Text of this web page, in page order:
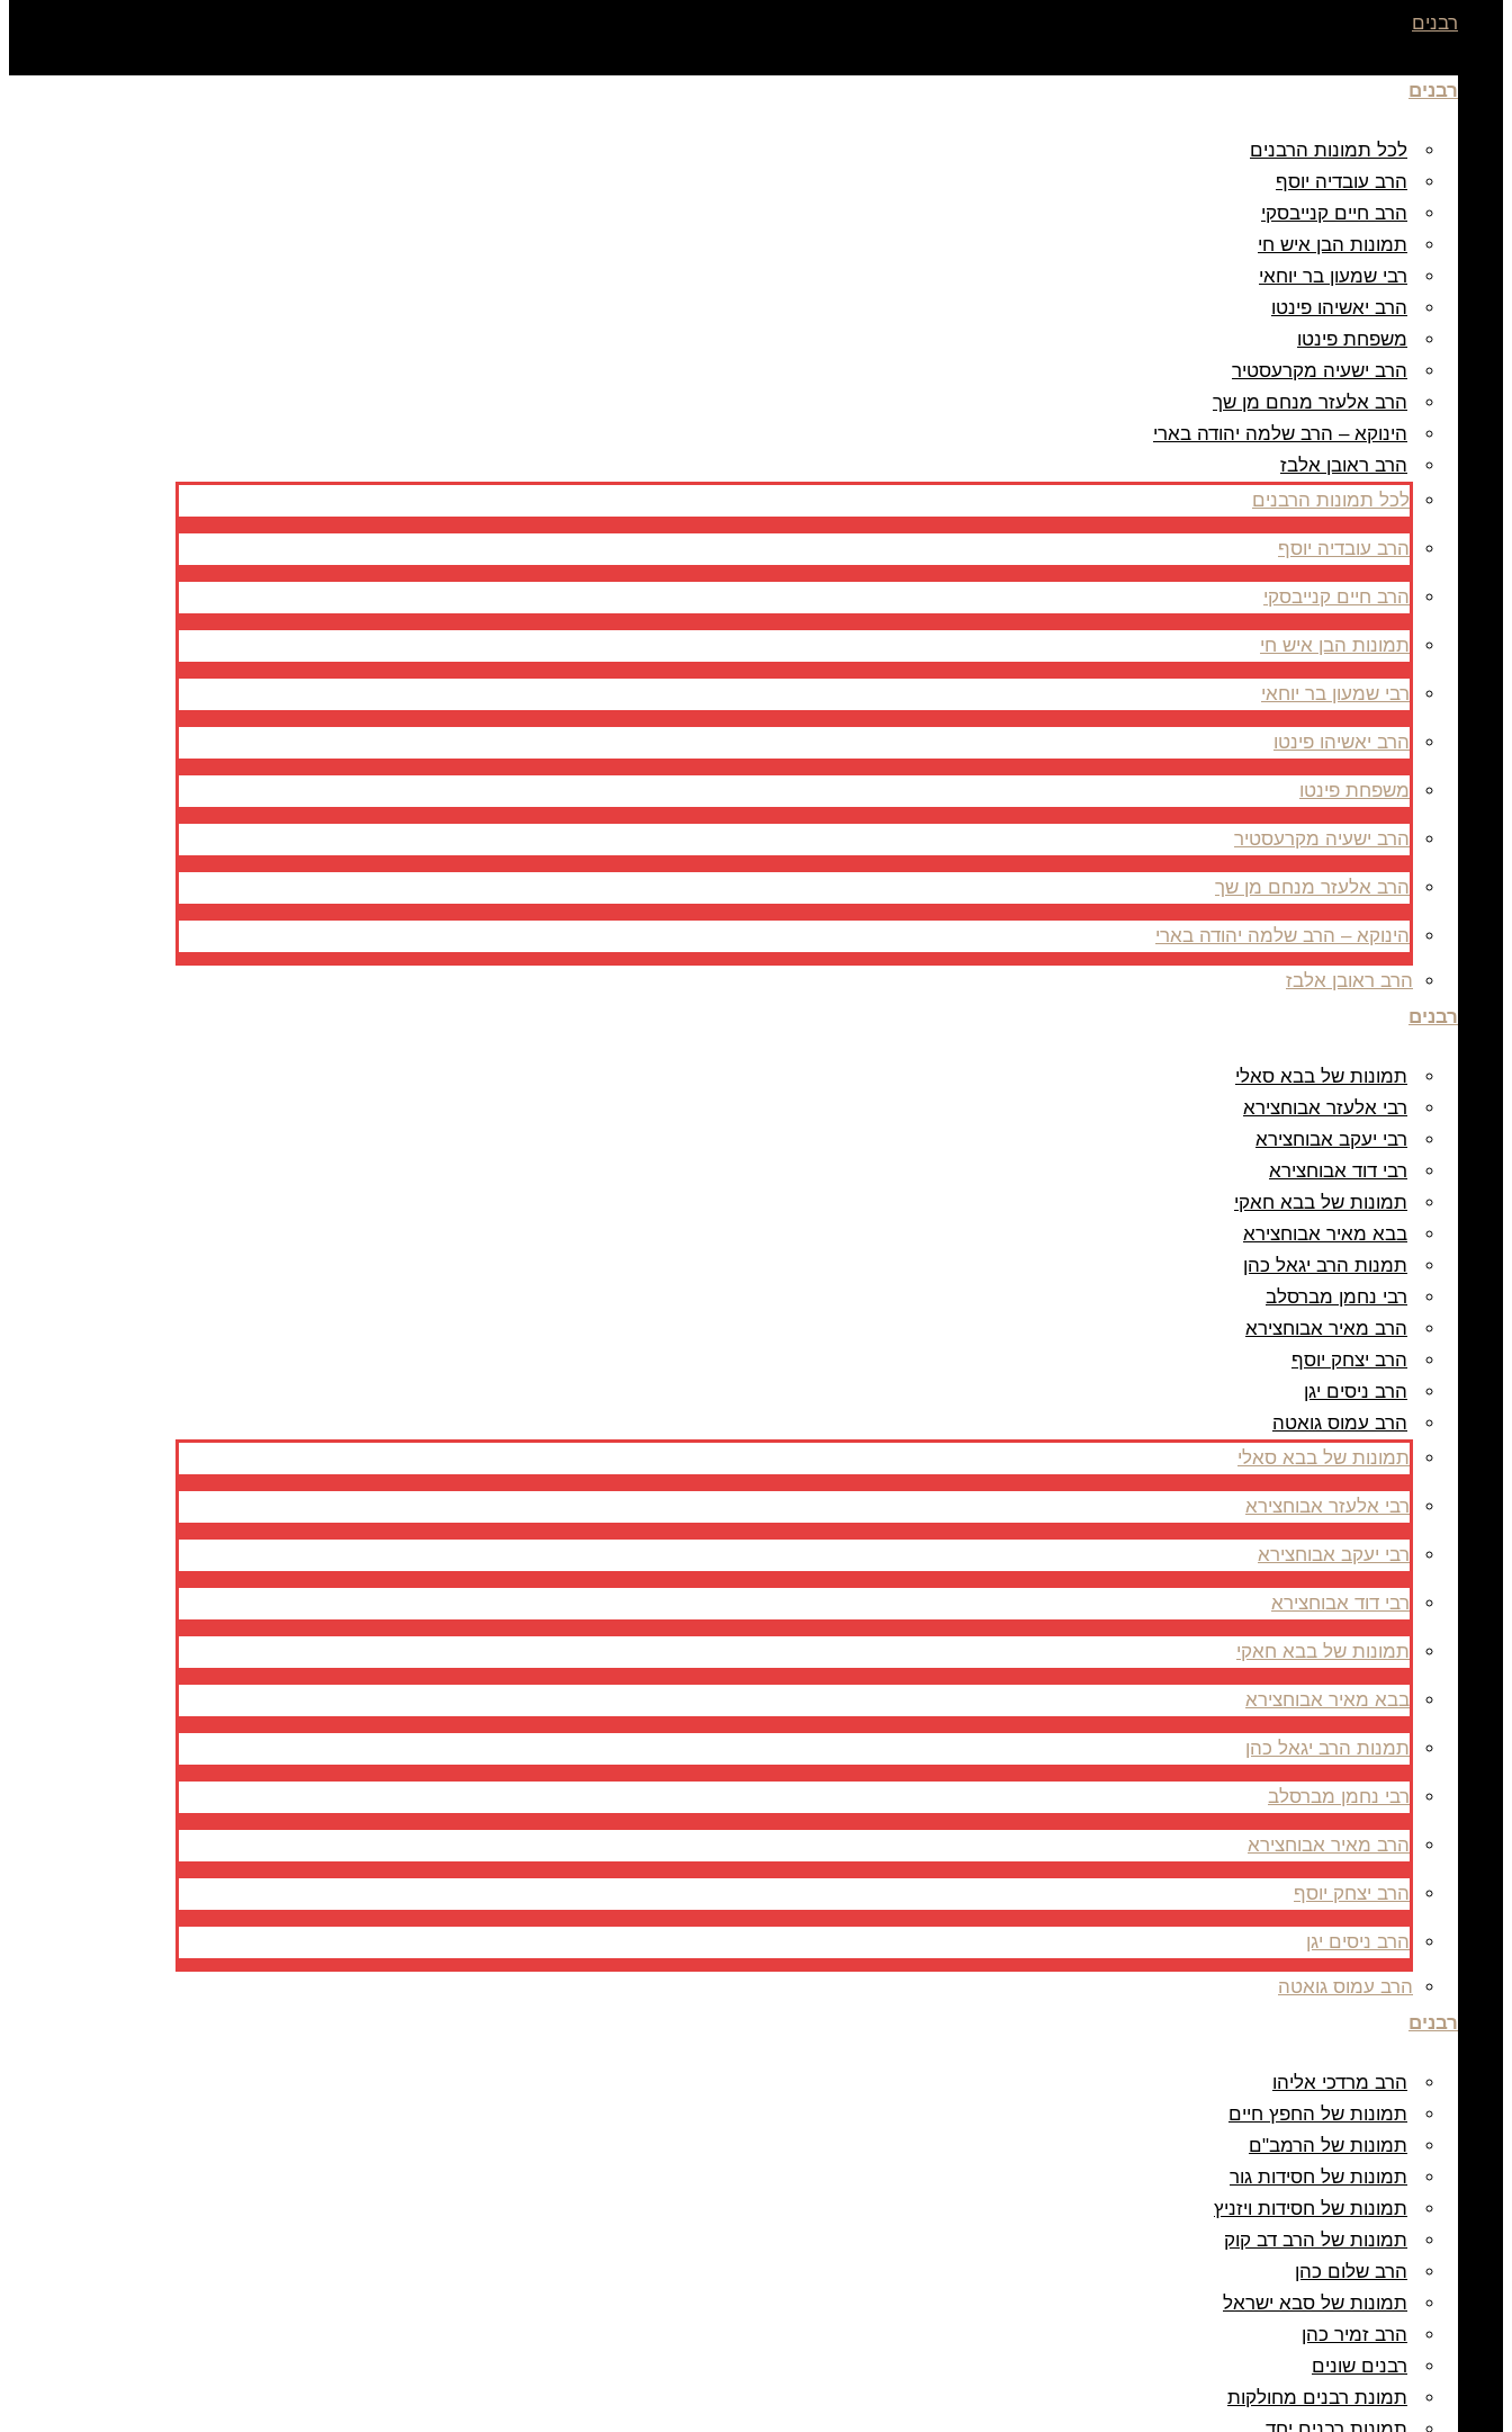
רבנים
רבנים
לכל תמונות הרבנים
הרב עובדיה יוסף
הרב חיים קנייבסקי
תמונות הבן איש חי
רבי שמעון בר יוחאי
הרב יאשיהו פינטו
משפחת פינטו
הרב ישעיה מקרעסטיר
הרב אלעזר מנחם מן שך
הינוקא – הרב שלמה יהודה בארי
הרב ראובן אלבז
לכל תמונות הרבנים
הרב עובדיה יוסף
הרב חיים קנייבסקי
תמונות הבן איש חי
רבי שמעון בר יוחאי
הרב יאשיהו פינטו
משפחת פינטו
הרב ישעיה מקרעסטיר
הרב אלעזר מנחם מן שך
הינוקא – הרב שלמה יהודה בארי
הרב ראובן אלבז
רבנים
תמונות של בבא סאלי
רבי אלעזר אבוחצירא
רבי יעקב אבוחצירא
רבי דוד אבוחצירא
תמונות של בבא חאקי
בבא מאיר אבוחצירא
תמנות הרב יגאל כהן
רבי נחמן מברסלב
הרב מאיר אבוחצירא
הרב יצחק יוסף
הרב ניסים יגן
הרב עמוס גואטה
תמונות של בבא סאלי
רבי אלעזר אבוחצירא
רבי יעקב אבוחצירא
רבי דוד אבוחצירא
תמונות של בבא חאקי
בבא מאיר אבוחצירא
תמנות הרב יגאל כהן
רבי נחמן מברסלב
הרב מאיר אבוחצירא
הרב יצחק יוסף
הרב ניסים יגן
הרב עמוס גואטה
רבנים
הרב מרדכי אליהו
תמונות של החפץ חיים
תמונות של הרמב"ם
תמונות של חסידות גור
תמונות של חסידות ויזניץ
תמונות של הרב דב קוק
הרב שלום כהן
תמונות של סבא ישראל
הרב זמיר כהן
רבנים שונים
תמונת רבנים מחולקות